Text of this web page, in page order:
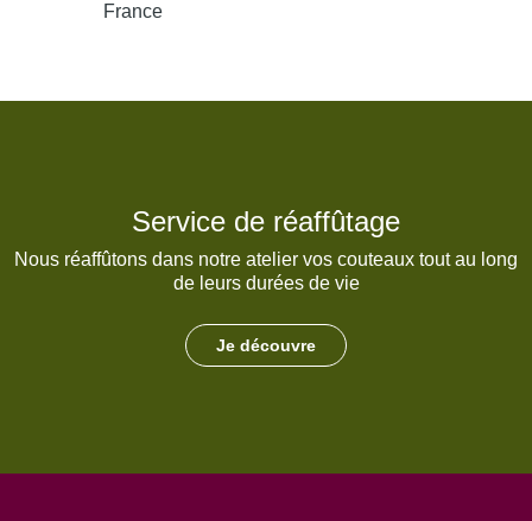
France
Service de réaffûtage
Nous réaffûtons dans notre atelier vos couteaux tout au long
de leurs durées de vie
Je découvre